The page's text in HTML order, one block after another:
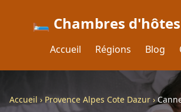
🛏️ Chambres
Accueil Régions Blog
Accueil › Provence Alpes Cote Dazur ›